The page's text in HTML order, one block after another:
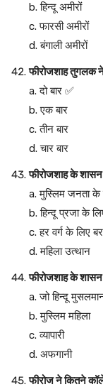
b. हिन्दू अमीरों
c. फारसी अमीरों
d. बंगाली अमीरों
फीरोजशाह तुगलक ने
a. दो बार ✅
b. एक बार
c. तीन बार
d. चार बार
फीरोजशाह के शासन
a. मुस्लिम जनता के
b. हिन्दू प्रजा के
c. हर वर्ग के लिए
d. महिला उत्थान
फीरोजशाह के
a. जो हिन्दू
b. मुस्लिम महिला
c. व्यापारी
d. अफगानी
फीरोज ने कितने